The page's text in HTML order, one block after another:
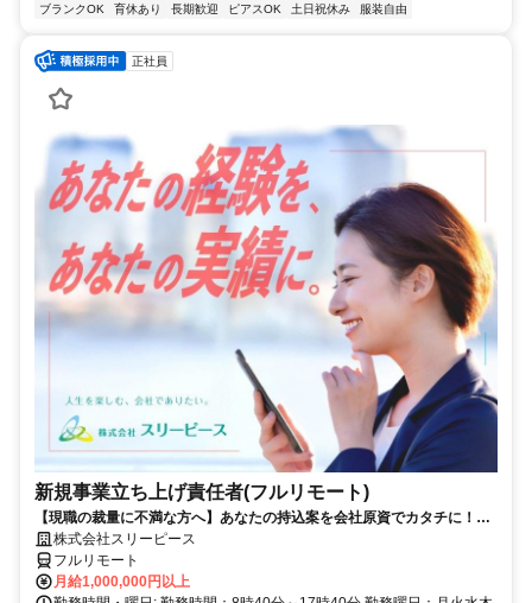
ブランクOK
育休あり 長期歓迎 ピアスOK 土日祝休み 服装自由
正社員
新規事業立ち上げ責任者(フルリモート)
【現職の裁量に不満な方へ】あなたの持込案を会社原資でカタチに！最
短6ヶ月で共同経営者の道へ
株式会社スリーピース
フルリモート
月給1,000,000円以上